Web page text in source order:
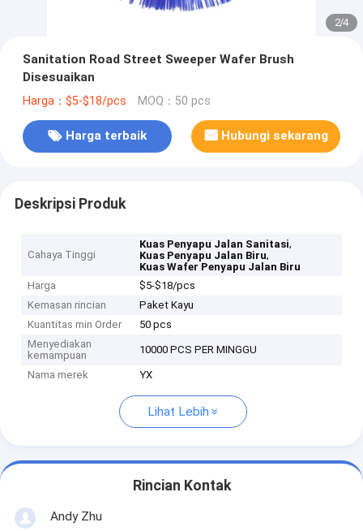
2/4
Sanitation Road Street Sweeper Wafer Brush
Disesuaikan
Harga：$5-$18/pcs MOQ：50 pcs
Harga terbaik Hubungi sekarang
Deskripsi Produk
Cahaya Tinggi
Kuas Penyapu Jalan Sanitasi,
Kuas Penyapu Jalan Biru,
Kuas Wafer Penyapu Jalan Biru
Harga
$5-$18/pcs
Kemasan rincian
Paket Kayu
Kuantitas min Order
50 pcs
Menyediakan
kemampuan
10000 PCS PER MINGGU
Nama merek YX
Lihat Lebih
Rincian Kontak
Andy Zhu